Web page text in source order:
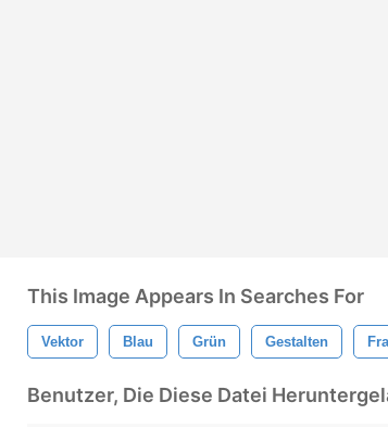
This Image Appears In Searches For
Vektor Blau Grün Gestalten
Benutzer, Die Diese Datei